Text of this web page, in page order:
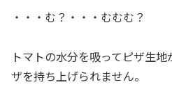
・・・む？・・・むむむ？
トマトの水分を吸ってピザ生
ザを持ち上げられません。